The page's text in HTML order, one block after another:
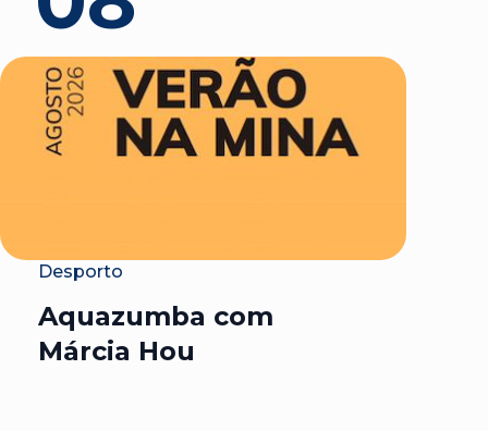
Desporto
Aquazumba com
Márcia Hou